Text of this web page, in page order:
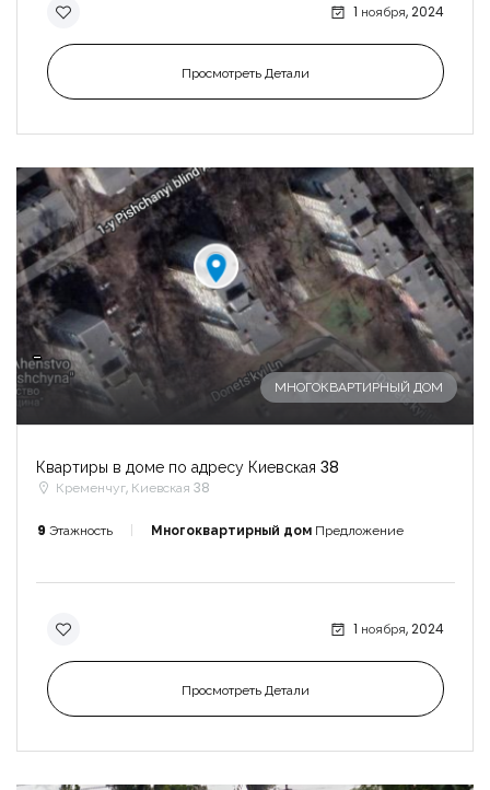
1 ноября, 2024
Просмотреть Детали
-
МНОГОКВАРТИРНЫЙ ДОМ
Квартиры в доме по адресу Киевская 38
Кременчуг, Киевская 38
9 Этажность Многоквартирный дом Предложение
1 ноября, 2024
Просмотреть Детали